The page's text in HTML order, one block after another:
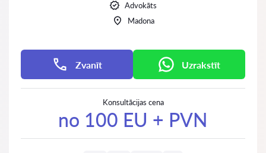
Advokāts
Madona
Zvanīt Uzrakstīt
Konsultācijas cena
no 100 EU + PVN